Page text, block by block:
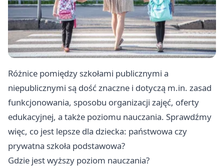
Różnice pomiędzy szkołami publicznymi a
niepublicznymi są dość znaczne i dotyczą m.in. zasad
funkcjonowania, sposobu organizacji zajęć, oferty
edukacyjnej, a także poziomu nauczania. Sprawdźmy
więc, co jest lepsze dla dziecka: państwowa czy
prywatna szkoła podstawowa?
Gdzie jest wyższy poziom nauczania?